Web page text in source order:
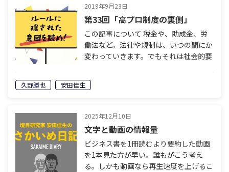
2019年9月23日
第33回「高プロ制度の裏側」
この記事について 税金や、助成金、労
働法など。法律や規制は、いつの間にか
変わっていきます。でもそれは社会的要
意図があります。誰が、どのような意図
を持って、ルールを書き換えようとして
久野勝也 安田佳生
2025年12月10日
文字と動画の情報量
ビジネス書を1冊読むより要約した動画
を1本見た方が早い。誰もがこう考え
る。しかも動画なら再生速度を上げるこ